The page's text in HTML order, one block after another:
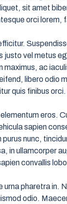
sit amet
orci
vel metus
maximus, ac
libero odio
quis finibus
eros.
sapien
nunc,
in ullamcorper
convallis
urna pharetra in.
odio.